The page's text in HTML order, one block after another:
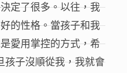
定了很多。以往，我
的性格。當孩子和我
愛用掌控的方式，希
孩子沒順從我，我就會